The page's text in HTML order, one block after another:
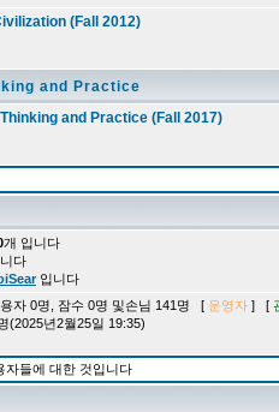
(Fall 2012)
and Practice
and Practice (Fall 2017)
개 입니다
다
입니다
자 0명, 잠수 0명 및손님 141명 [ 운영자 ] [
(2025년2월25일 19:35)
자들에 대한 것입니다